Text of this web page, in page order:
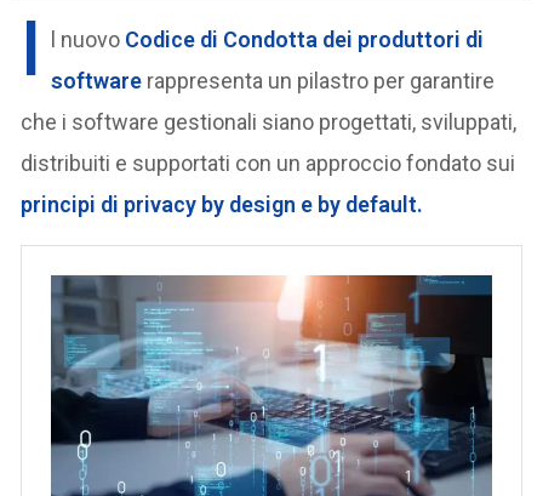
I l nuovo Codice di Condotta dei produttori di
software rappresenta un pilastro per garantire
che i software gestionali siano progettati, sviluppati,
distribuiti e supportati con un approccio fondato sui
principi di privacy by design e by default.